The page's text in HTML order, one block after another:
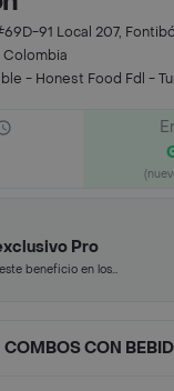
91 Local 207,
Colombia
- Honest Food Fdl -
Pro
beneficio en los
COMBOS CON